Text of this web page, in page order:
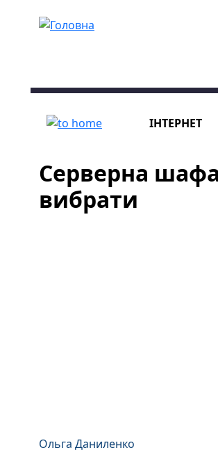
ІНТЕРНЕТ
Серверна
вибрати
Ольга Даниленко